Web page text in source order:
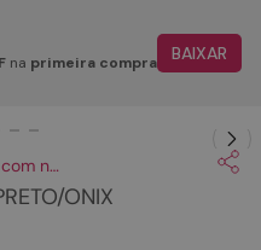
na primeira compra BAIXAR
Rasteira glam com nós - PRETO/ONIX
ONIX